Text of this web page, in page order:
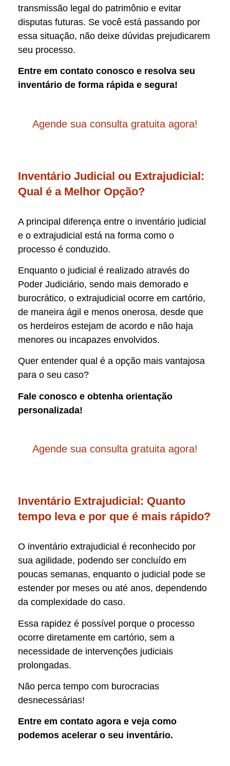
transmissão legal do patrimônio e evitar
disputas futuras. Se você está passando por
essa situação, não deixe dúvidas prejudicarem
seu processo.
Entre em contato conosco e resolva seu
inventário de forma rápida e segura!
Agende sua consulta gratuita agora!
Inventário Judicial ou Extrajudicial:
Qual é a Melhor Opção?
A principal diferença entre o inventário judicial
e o extrajudicial está na forma como o
processo é conduzido.
Enquanto o judicial é realizado através do
Poder Judiciário, sendo mais demorado e
burocrático, o extrajudicial ocorre em cartório,
de maneira ágil e menos onerosa, desde que
os herdeiros estejam de acordo e não haja
menores ou incapazes envolvidos.
Quer entender qual é a opção mais vantajosa
para o seu caso?
Fale conosco e obtenha orientação
personalizada!
Agende sua consulta gratuita agora!
Inventário Extrajudicial: Quanto
tempo leva e por que é mais rápido?
O inventário extrajudicial é reconhecido por
sua agilidade, podendo ser concluído em
poucas semanas, enquanto o judicial pode se
estender por meses ou até anos, dependendo
da complexidade do caso.
Essa rapidez é possível porque o processo
ocorre diretamente em cartório, sem a
necessidade de intervenções judiciais
prolongadas.
Não perca tempo com burocracias
desnecessárias!
Entre em contato agora e veja como
podemos acelerar o seu inventário.